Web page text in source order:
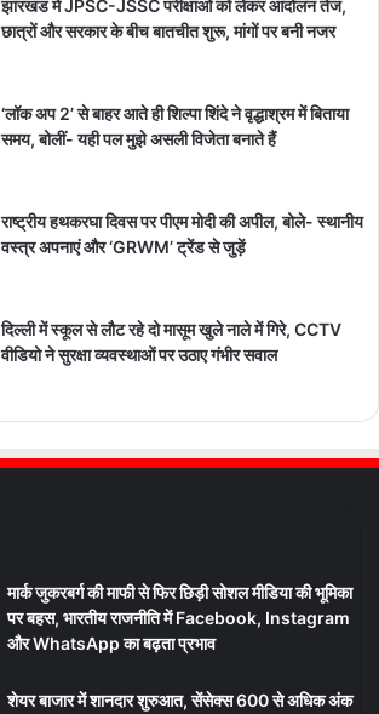
झारखंड में JPSC-JSSC परीक्षाओं को लेकर आंदोलन तेज,
छात्रों और सरकार के बीच बातचीत शुरू, मांगों पर बनी नजर
‘लॉक अप 2’ से बाहर आते ही शिल्पा शिंदे ने वृद्धाश्रम में बिताया
समय, बोलीं- यही पल मुझे असली विजेता बनाते हैं
राष्ट्रीय हथकरघा दिवस पर पीएम मोदी की अपील, बोले- स्थानीय
वस्त्र अपनाएं और ‘GRWM’ ट्रेंड से जुड़ें
दिल्ली में स्कूल से लौट रहे दो मासूम खुले नाले में गिरे, CCTV
वीडियो ने सुरक्षा व्यवस्थाओं पर उठाए गंभीर सवाल
मार्क जुकरबर्ग की माफी से फिर छिड़ी सोशल मीडिया की भूमिका
पर बहस, भारतीय राजनीति में Facebook, Instagram
और WhatsApp का बढ़ता प्रभाव
शेयर बाजार में शानदार शुरुआत, सेंसेक्स 600 से अधिक अंक